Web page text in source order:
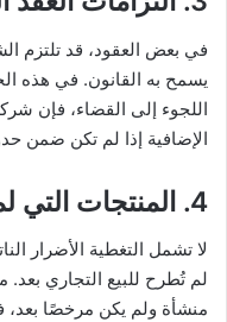
في بعض العقود، قد تلتزم
يسمح به القانون. في هذه
اللجوء إلى القضاء، فإن
الإضافية إذا لم تكن ضمن
4. المنتجات التي لم تُطرح في السوق
لا تشمل التغطية الأضرار
لم تُطرح للبيع التجاري
منشأة ولم يكن مرخصًا بعد،